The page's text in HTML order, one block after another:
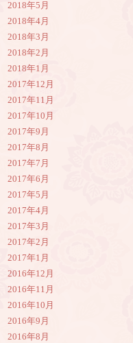
2018年5月
2018年4月
2018年3月
2018年2月
2018年1月
2017年12月
2017年11月
2017年10月
2017年9月
2017年8月
2017年7月
2017年6月
2017年5月
2017年4月
2017年3月
2017年2月
2017年1月
2016年12月
2016年11月
2016年10月
2016年9月
2016年8月